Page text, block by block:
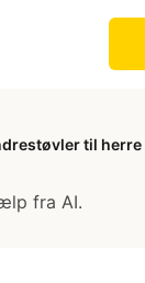
til
fra AI.